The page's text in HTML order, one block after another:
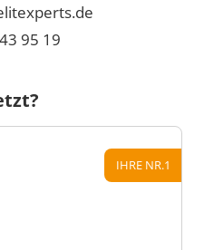
95 19
IHRE NR.1